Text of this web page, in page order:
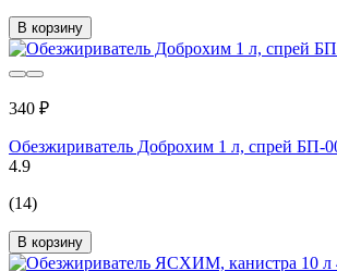
В корзину
340 ₽
Обезжириватель Доброхим 1 л, спрей БП-
4.9
(14)
В корзину